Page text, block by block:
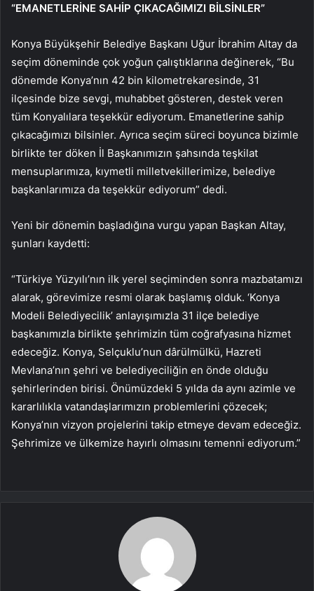
“EMANETLERİNE SAHİP ÇIKACAĞIMIZI BİLSİNLER”
Konya Büyükşehir Belediye Başkanı Uğur İbrahim Altay da
seçim döneminde çok yoğun çalıştıklarına değinerek, “Bu
dönemde Konya’nın 42 bin kilometrekaresinde, 31
ilçesinde bize sevgi, muhabbet gösteren, destek veren
tüm Konyalılara teşekkür ediyorum. Emanetlerine sahip
çıkacağımızı bilsinler. Ayrıca seçim süreci boyunca bizimle
birlikte ter döken İl Başkanımızın şahsında teşkilat
mensuplarımıza, kıymetli milletvekillerimize, belediye
başkanlarımıza da teşekkür ediyorum” dedi.
Yeni bir dönemin başladığına vurgu yapan Başkan Altay,
şunları kaydetti:
“Türkiye Yüzyılı’nın ilk yerel seçiminden sonra mazbatamızı
alarak, görevimize resmi olarak başlamış olduk. ‘Konya
Modeli Belediyecilik’ anlayışımızla 31 ilçe belediye
başkanımızla birlikte şehrimizin tüm coğrafyasına hizmet
edeceğiz. Konya, Selçuklu’nun dârülmülkü, Hazreti
Mevlana’nın şehri ve belediyeciliğin en önde olduğu
şehirlerinden birisi. Önümüzdeki 5 yılda da aynı azimle ve
kararlılıkla vatandaşlarımızın problemlerini çözecek;
Konya’nın vizyon projelerini takip etmeye devam edeceğiz.
Şehrimize ve ülkemize hayırlı olmasını temenni ediyorum.”